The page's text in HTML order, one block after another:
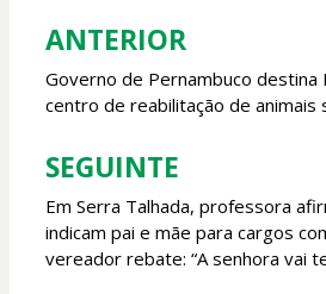
k p
Navegação
de
Post
ANTERIOR
Governo de Pernambuco destina
centro de reabilitação de animais
SEGUINTE
Em Serra Talhada, professora
indicam pai e mãe para cargos
vereador rebate: “A senhora vai